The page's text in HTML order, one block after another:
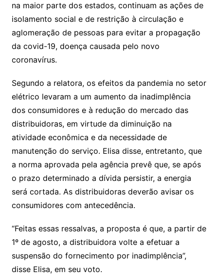
na maior parte dos estados, continuam as ações de
isolamento social e de restrição à circulação e
aglomeração de pessoas para evitar a propagação
da covid-19, doença causada pelo novo
coronavírus.
Segundo a relatora, os efeitos da pandemia no setor
elétrico levaram a um aumento da inadimplência
dos consumidores e à redução do mercado das
distribuidoras, em virtude da diminuição na
atividade econômica e da necessidade de
manutenção do serviço. Elisa disse, entretanto, que
a norma aprovada pela agência prevê que, se após
o prazo determinado a dívida persistir, a energia
será cortada. As distribuidoras deverão avisar os
consumidores com antecedência.
“Feitas essas ressalvas, a proposta é que, a partir de
1º de agosto, a distribuidora volte a efetuar a
suspensão do fornecimento por inadimplência”,
disse Elisa, em seu voto.